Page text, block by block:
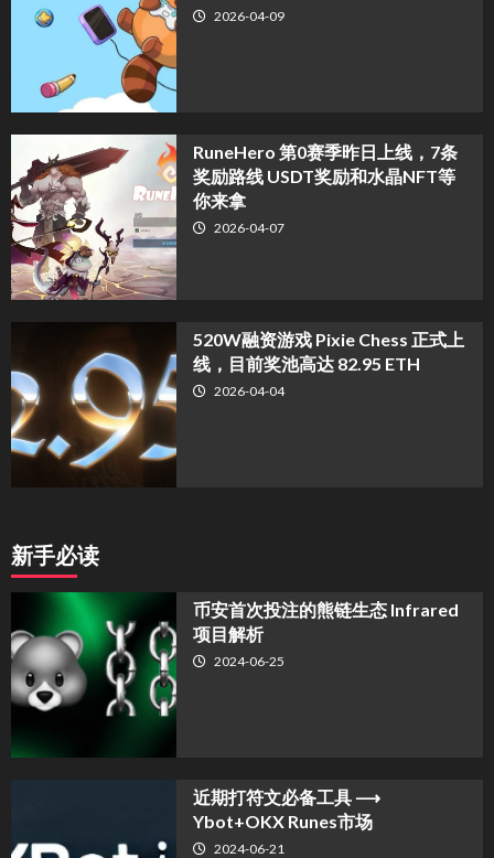
2026-04-09
RuneHero 第0赛季昨日上线，7条
奖励路线 USDT奖励和水晶NFT等
你来拿
2026-04-07
520W融资游戏 Pixie Chess 正式上
线，目前奖池高达 82.95 ETH
2026-04-04
新手必读
币安首次投注的熊链生态 Infrared
项目解析
2024-06-25
近期打符文必备工具 ⟶
Ybot+OKX Runes市场
2024-06-21